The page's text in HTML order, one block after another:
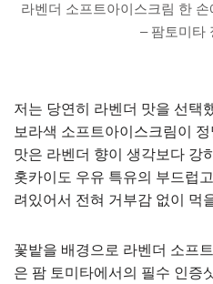
라벤더 소프트아이스크림 한
– 팜토미타
저는 당연히 라벤더 맛을 선택
보라색 소프트아이스크림이
맛은 라벤더 향이 생각보다 강
홋카이도 우유 특유의 부드럽
려있어서 전혀 거부감 없이 먹
꽃밭을 배경으로 라벤더 소프
은 팜 토미타에서의 필수 인증